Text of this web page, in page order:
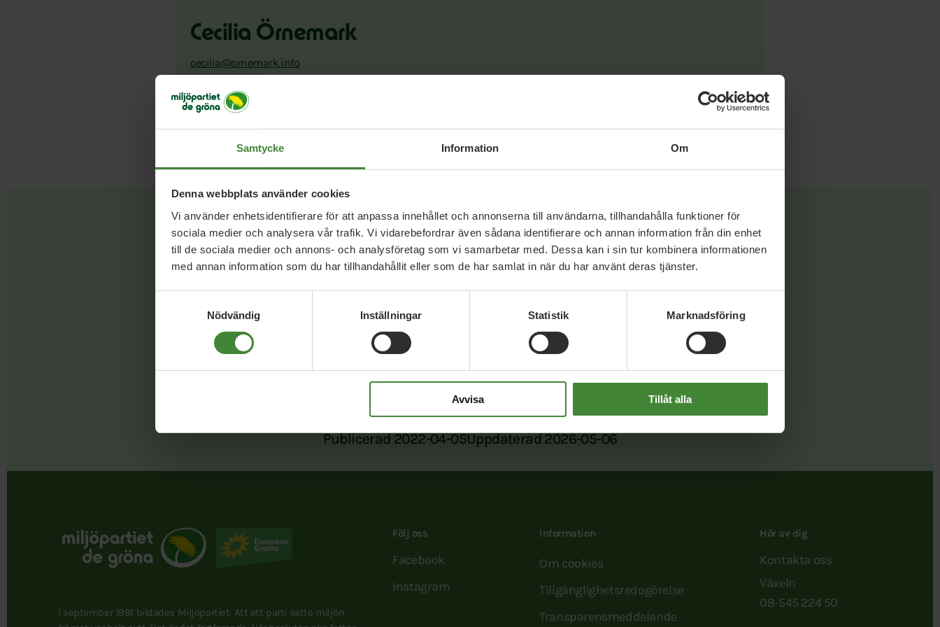
Samtycke Information Om
Denna webbplats använder cookies
Vi använder enhetsidentifierare för att anpassa innehållet och annonserna till användarna, tillhandahålla funktioner för
sociala medier och analysera vår trafik. Vi vidarebefordrar även sådana identifierare och annan information från din enhet
till de sociala medier och annons- och analysföretag som vi samarbetar med. Dessa kan i sin tur kombinera informationen
med annan information som du har tillhandahållit eller som de har samlat in när du har använt deras tjänster.
Nödvändig
Inställningar Statistik Marknadsföring
Avvisa Tillåt alla
Cecilia Örnemark
cecilia@ornemark.info
Dela denna sida och hjälp oss
Publicerad 2022-04-05Uppdaterad 2026-05-06
I september 1981 bildades Miljöpartiet. Att ett parti satte miljön
Följ oss
Facebook
Instagram
Information
Om cookies
Tillgänglighetsredogörelse
Transparensmeddelande
Hör av dig
Kontakta oss
Växeln
08-545 224 50